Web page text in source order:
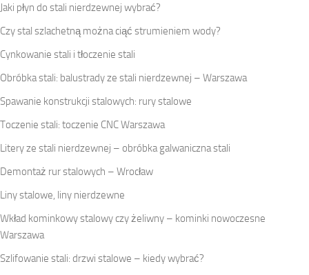
Jaki płyn do stali nierdzewnej wybrać?
Czy stal szlachetną można ciąć strumieniem wody?
Cynkowanie stali i tłoczenie stali
Obróbka stali: balustrady ze stali nierdzewnej – Warszawa
Spawanie konstrukcji stalowych: rury stalowe
Toczenie stali: toczenie CNC Warszawa
Litery ze stali nierdzewnej – obróbka galwaniczna stali
Demontaż rur stalowych – Wrocław
Liny stalowe, liny nierdzewne
Wkład kominkowy stalowy czy żeliwny – kominki nowoczesne
Warszawa
Szlifowanie stali: drzwi stalowe – kiedy wybrać?